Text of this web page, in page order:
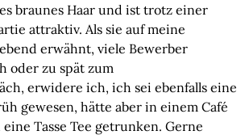
braunes Haar und ist trotz einer
attraktiv. Als sie auf meine
erwähnt, viele Bewerber
oder zu spät zum
erwidere ich, ich sei ebenfalls eine
gewesen, hätte aber in einem Café
Tasse Tee getrunken. Gerne